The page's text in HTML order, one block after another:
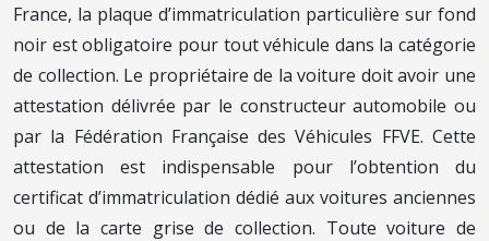
France, la plaque d’immatriculation particulière sur fond
noir est obligatoire pour tout véhicule dans la catégorie
de collection. Le propriétaire de la voiture doit avoir une
attestation délivrée par le constructeur automobile ou
par la Fédération Française des Véhicules FFVE. Cette
attestation est indispensable pour l’obtention du
certificat d’immatriculation dédié aux voitures anciennes
ou de la carte grise de collection. Toute voiture de